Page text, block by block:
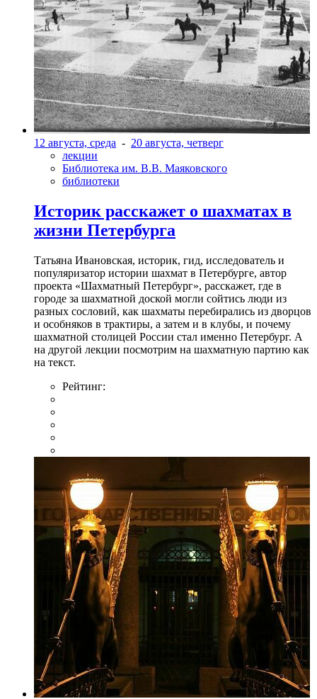
12 августа, среда - 20 августа, четверг
лекции
Библиотека им. В.В. Маяковского
библиотеки
Историк расскажет о шахматах в
жизни Петербурга
Татьяна Ивановская, историк, гид, исследователь и
популяризатор истории шахмат в Петербурге, автор
проекта «Шахматный Петербург», расскажет, где в
городе за шахматной доской могли сойтись люди из
разных сословий, как шахматы перебирались из дворцов
и особняков в трактиры, а затем и в клубы, и почему
шахматной столицей России стал именно Петербург. А
на другой лекции посмотрим на шахматную партию как
на текст.
Рейтинг: